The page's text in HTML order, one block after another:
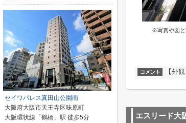
※写真や図と
コメント 【外
エスリード大
セイワパレス真田山公園南
大阪府大阪市天王寺区味原町
大阪環状線「鶴橋」駅 徒歩5分